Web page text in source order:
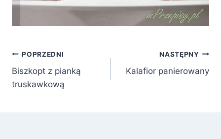
Nawigacja
wpisu
POPRZEDNI
Biszkopt z pianką
truskawkową
NASTĘPNY
Kalafior panierowany